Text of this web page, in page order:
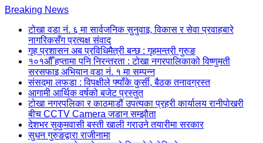
Skip
content
(Press
Enter)
Breaking News
टोखा वडा नं. ६ मा सार्वजनिक सुनुवाइ, विकास र सेवा प्रवाहबारे
नागरिकसँग प्रत्यक्ष संवाद
गृह प्रशासन अब प्रविधिमैत्री बन्छ : गृहमन्त्री गुरुङ
१०१औँ हप्तामा पनि निरन्तरता : टोखा नगरपालिकाको विष्णुमती
सरसफाइ अभियान वडा नं. १ मा सम्पन्न
संसद्‌मा लफडा : विपक्षीले फ्याँके कुर्सी, बैठक तनावग्रस्त
आगामी आर्थिक वर्षको बजेट प्रस्तुत
टोखा नगरपलिका र काठमाडौं उपत्यका प्रहरी कार्यालय रानीपोखरी
बीच CCTV Camera जडान सम्झौता
देशभर सुकुमवासी बस्ती खाली गराउने तयारीमा सरकार
सुधन गुरुङद्वारा राजीनामा